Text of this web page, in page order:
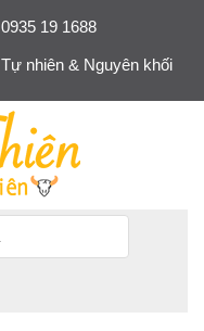
0935 19 1688
Tự nhiên & Nguyên khối